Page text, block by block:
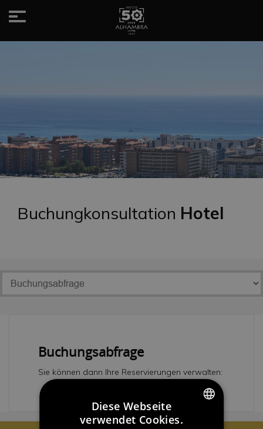
Toggle
navigation
Buchungkonsultation Hotel
Buchungsabfrage
Sie können dann Ihre Reservierungen verwalten:
SPANISH
Diese Webseite
verwendet Cookies.